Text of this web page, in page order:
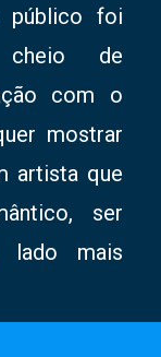
público foi
cheio de
com o
mostrar
artista que
ser
lado mais